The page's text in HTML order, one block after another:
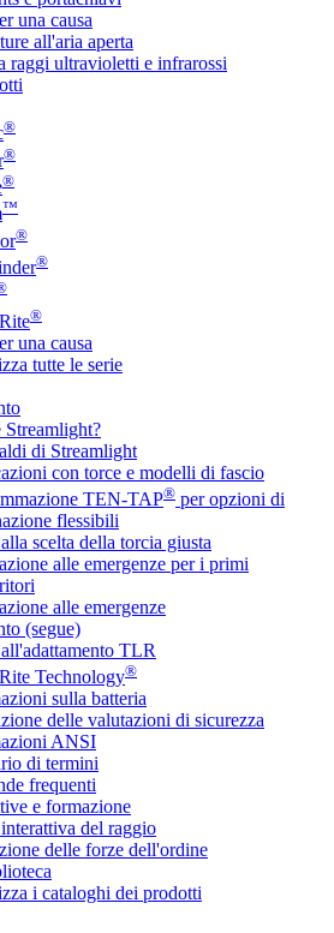
una causa
all'aria aperta
raggi ultravioletti e infrarossi
®
®
®
™
®
®
®
una causa
tutte le serie
Streamlight?
di Streamlight
con torce e modelli di fascio
TEN-TAP® per opzioni di
flessibili
scelta della torcia giusta
alle emergenze per i primi
alle emergenze
(segue)
TLR
Technology®
sulla batteria
delle valutazioni di sicurezza
ANSI
di termini
frequenti
e formazione
del raggio
delle forze dell'ordine
i cataloghi dei prodotti